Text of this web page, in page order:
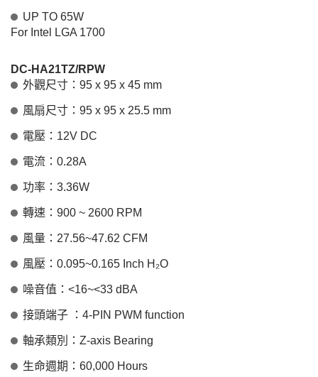
UP TO 65W
For Intel LGA 1700
DC-HA21TZ/RPW
外觀尺寸：95 x 95 x 45 mm
風扇尺寸：95 x 95 x 25.5 mm
電壓：12V DC
電流：0.28A
功率：3.36W
轉速：900 ~ 2600 RPM
風量：27.56~47.62 CFM
風壓：0.095~0.165 Inch H₂O
噪音值：<16~<33 dBA
接頭端子 ：4-PIN PWM function
軸承類別：Z-axis Bearing
生命週期：60,000 Hours